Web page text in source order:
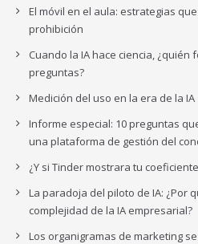
El móvil en el aula: estrategias
prohibición
Cuando la IA hace ciencia, ¿quién
preguntas?
Medición del uso en la era de la IA
Informe especial: 10 preguntas
una plataforma de gestión del
¿Y si Tinder mostrara tu
La paradoja del piloto de IA: ¿Por
complejidad de la IA empresarial?
Los organigramas de marketing